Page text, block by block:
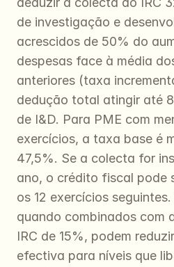
de investigação e
acrescidos de 50% do
despesas face à média
anteriores (taxa
dedução total atingir até
de I&D. Para PME com
exercícios, a taxa base é
47,5%. Se a colecta for
ano, o crédito fiscal pode
os 12 exercícios
quando combinados com
IRC de 15%, podem
efectiva para níveis que